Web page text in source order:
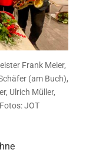
Frank Meier,
(am Buch),
Ulrich Müller,
JOT